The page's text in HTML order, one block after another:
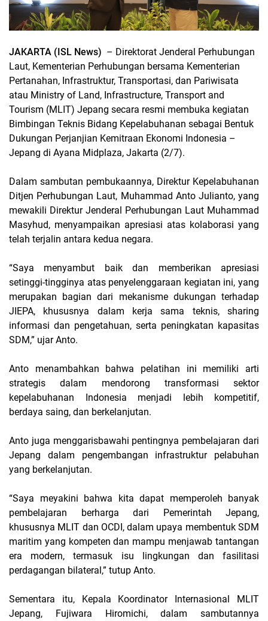
JAKARTA (ISL News) – Direktorat Jenderal Perhubungan
Laut, Kementerian Perhubungan bersama Kementerian
Pertanahan, Infrastruktur, Transportasi, dan Pariwisata
atau Ministry of Land, Infrastructure, Transport and
Tourism (MLIT) Jepang secara resmi membuka kegiatan
Bimbingan Teknis Bidang Kepelabuhanan sebagai Bentuk
Dukungan Perjanjian Kemitraan Ekonomi Indonesia –
Jepang di Ayana Midplaza, Jakarta (2/7).
Dalam sambutan pembukaannya, Direktur Kepelabuhanan
Ditjen Perhubungan Laut, Muhammad Anto Julianto, yang
mewakili Direktur Jenderal Perhubungan Laut Muhammad
Masyhud, menyampaikan apresiasi atas kolaborasi yang
telah terjalin antara kedua negara.
“Saya menyambut baik dan memberikan apresiasi
setinggi-tingginya atas penyelenggaraan kegiatan ini, yang
merupakan bagian dari mekanisme dukungan terhadap
JIEPA, khususnya dalam kerja sama teknis, sharing
informasi dan pengetahuan, serta peningkatan kapasitas
SDM,” ujar Anto.
Anto menambahkan bahwa pelatihan ini memiliki arti
strategis dalam mendorong transformasi sektor
kepelabuhanan Indonesia menjadi lebih kompetitif,
berdaya saing, dan berkelanjutan.
Anto juga menggarisbawahi pentingnya pembelajaran dari
Jepang dalam pengembangan infrastruktur pelabuhan
yang berkelanjutan.
“Saya meyakini bahwa kita dapat memperoleh banyak
pembelajaran berharga dari Pemerintah Jepang,
khususnya MLIT dan OCDI, dalam upaya membentuk SDM
maritim yang kompeten dan mampu menjawab tantangan
era modern, termasuk isu lingkungan dan fasilitasi
perdagangan bilateral,” tutup Anto.
Sementara itu, Kepala Koordinator Internasional MLIT
Jepang, Fujiwara Hiromichi, dalam sambutannya